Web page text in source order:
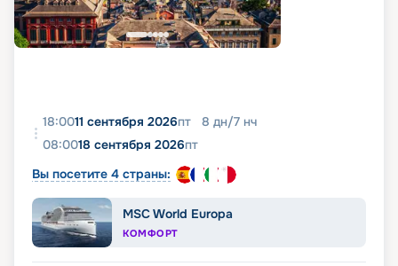
18:0011 сентября 2026пт 8 дн/7 нч
08:0018 сентября 2026пт
Вы посетите 4 страны:
MSC World Europa
КОМФОРТ